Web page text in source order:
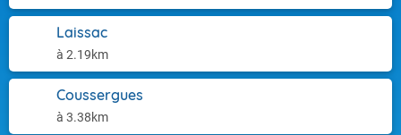
Laissac
à 2.19km
Coussergues
à 3.38km